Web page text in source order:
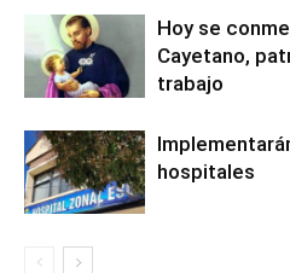
Hoy se
Cayetano,
trabajo
hospitales